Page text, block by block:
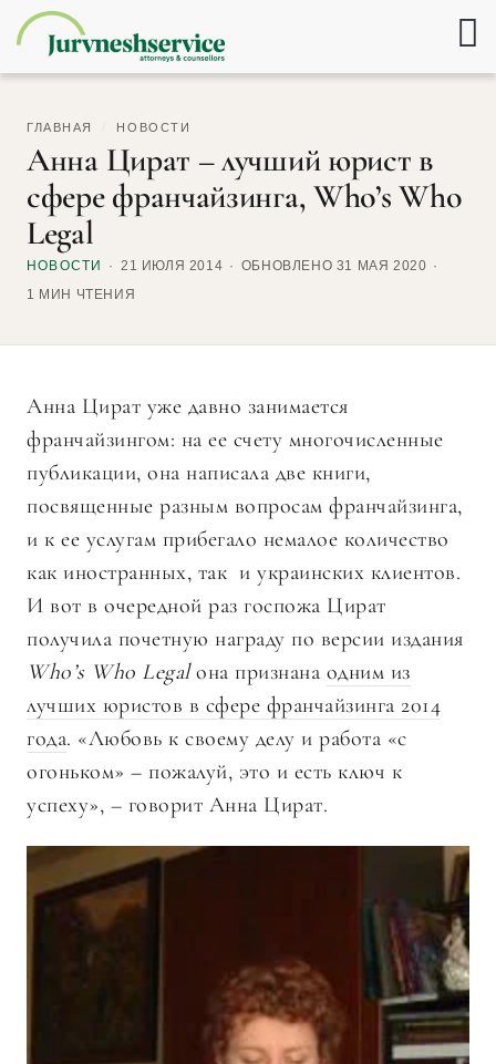
ГЛАВНАЯ НОВОСТИ
Анна Цират – лучший юрист в
сфере франчайзинга, Who’s Who
Legal
НОВОСТИ 21 ИЮЛЯ 2014
ОБНОВЛЕНО 31 МАЯ 2020
1 МИН ЧТЕНИЯ
Анна Цират уже давно занимается
франчайзингом: на ее счету многочисленные
публикации, она написала две книги,
посвященные разным вопросам франчайзинга,
и к ее услугам прибегало немалое количество
как иностранных, так и украинских клиентов.
И вот в очередной раз госпожа Цират
получила почетную награду по версии издания
Who’s Who Legalона признана одним из
лучших юристов в сфере франчайзинга 2014
года. «Любовь к своему делу и работа «с
огоньком» – пожалуй, это и есть ключ к
успеху», – говорит Анна Цират.